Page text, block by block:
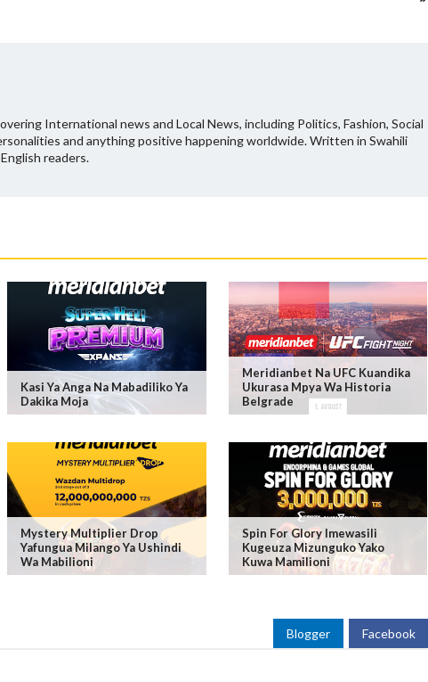
International news and Local News, including Politics, Fashion, Social
and anything positive happening worldwide. Written in Swahili
readers.
Kasi Ya Anga Na Mabadiliko Ya
Dakika Moja
Meridianbet Na UFC Kuandika
Ukurasa Mpya Wa Historia
Belgrade
Mystery Multiplier Drop
Yafungua Milango Ya Ushindi
Wa Mabilioni
Spin For Glory Imewasili
Kugeuza Mizunguko Yako
Kuwa Mamilioni
Blogger Facebook